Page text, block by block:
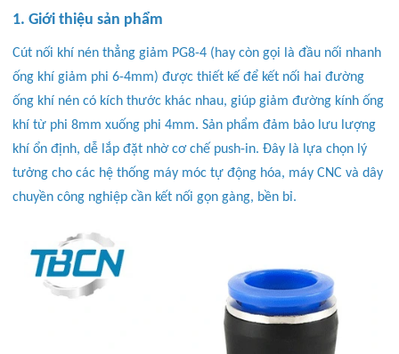
1. Giới thiệu sản phẩm
Cút nối khí nén thẳng giảm PG8-4 (hay còn gọi là đầu nối nhanh
ống khí giảm phi 6-4mm) được thiết kế để kết nối hai đường
ống khí nén có kích thước khác nhau, giúp giảm đường kính ống
khí từ phi 8mm xuống phi 4mm. Sản phẩm đảm bảo lưu lượng
khí ổn định, dễ lắp đặt nhờ cơ chế push-in. Đây là lựa chọn lý
tưởng cho các hệ thống máy móc tự động hóa, máy CNC và dây
chuyền công nghiệp cần kết nối gọn gàng, bền bỉ.